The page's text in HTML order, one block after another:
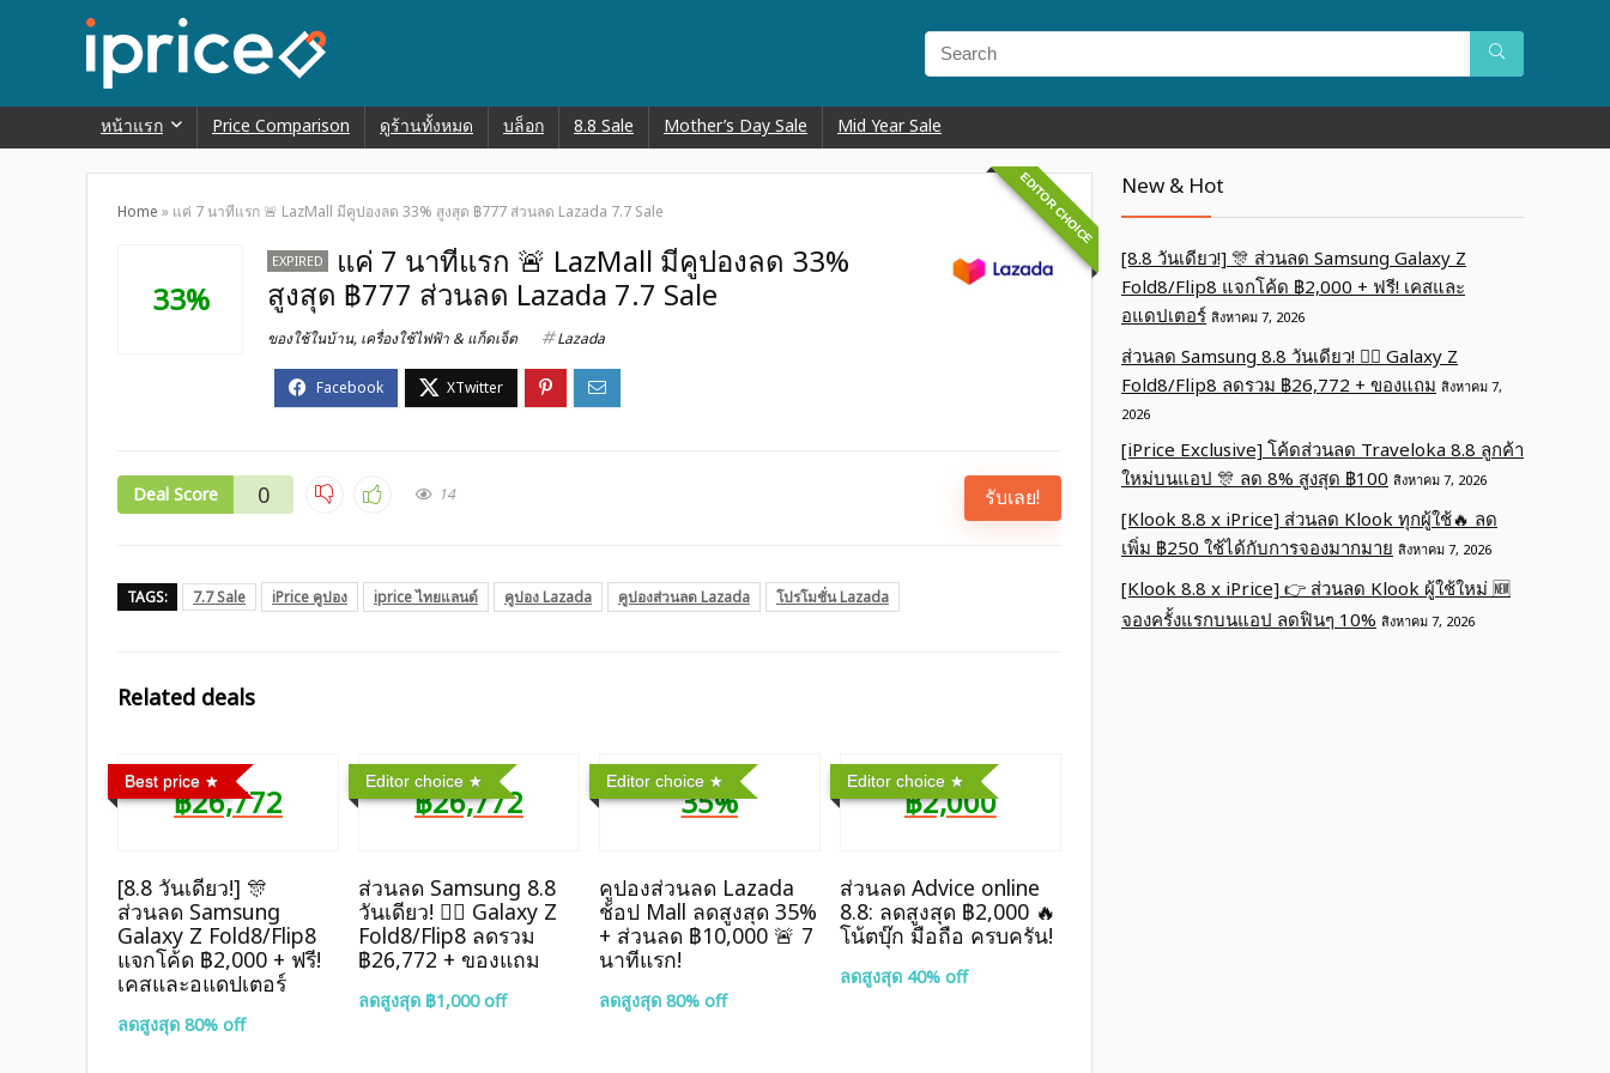
หน้าแรก Price Comparison ดูร้านทั้งหมด บล็อก 8.8 Sale Mother’s Day Sale Mid Year Sale
Home » แค่ 7 นาทีแรก 🚨 LazMall มีคูปองลด 33% สูงสุด ฿777 ส่วนลด Lazada 7.7 Sale EDITOR CHOICE
33%
EXPIRED
แค่ 7 นาทีแรก 🚨 LazMall มีคูปองลด 33%
สูงสุด ฿777 ส่วนลด Lazada 7.7 Sale
ของใช้ในบ้าน, เครื่องใช้ไฟฟ้า & แก็ดเจ็ต Lazada
Deal Score 0 14 รับเลย!
TAGS: 7.7 Sale iPrice คูปอง iprice ไทยแลนด์ คูปอง Lazada คูปองส่วนลด Lazada โปรโมชั่น Lazada
Related deals
Best price
฿26,772
[8.8 วันเดียว!] 🎊
ส่วนลด Samsung
Galaxy Z Fold8/Flip8
แจกโค้ด ฿2,000 + ฟรี!
เคสและอแดปเตอร์
ลดสูงสุด 80% off
Editor choice
฿26,772
ส่วนลด Samsung 8.8
วันเดียว! ❤️‍🔥 Galaxy Z
Fold8/Flip8 ลดรวม
฿26,772 + ของแถม
ลดสูงสุด ฿1,000 off
Editor choice
35%
คูปองส่วนลด Lazada
ช้อป Mall ลดสูงสุด 35%
+ ส่วนลด ฿10,000 🚨 7
นาทีแรก!
ลดสูงสุด 80% off
Editor choice
฿2,000
ส่วนลด Advice online
8.8: ลดสูงสุด ฿2,000 🔥
โน้ตบุ๊ก มือถือ ครบครัน!
ลดสูงสุด 40% off
New & Hot
[8.8 วันเดียว!] 🎊 ส่วนลด Samsung Galaxy Z
Fold8/Flip8 แจกโค้ด ฿2,000 + ฟรี! เคสและ
อแดปเตอร์ สิงหาคม 7, 2026
ส่วนลด Samsung 8.8 วันเดียว! ❤️‍🔥 Galaxy Z
Fold8/Flip8 ลดรวม ฿26,772 + ของแถม สิงหาคม 7,
2026
[iPrice Exclusive] โค้ดส่วนลด Traveloka 8.8 ลูกค้า
ใหม่บนแอป 🎊 ลด 8% สูงสุด​ ฿100 สิงหาคม 7, 2026
[Klook 8.8 x iPrice] ส่วนลด Klook ทุกผู้ใช้🔥 ลด
เพิ่ม ฿250 ใช้ได้กับการจองมากมาย สิงหาคม 7, 2026
[Klook 8.8 x iPrice] 👉 ส่วนลด Klook ผู้ใช้ใหม่ 🆕
จองครั้งแรกบนแอป ลดฟินๆ 10% สิงหาคม 7, 2026